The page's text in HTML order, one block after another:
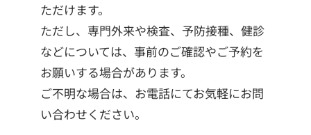
ただけます。
ただし、専門外来や検査、予防接種、健診
などについては、事前のご確認やご予約を
お願いする場合があります。
ご不明な場合は、お電話にてお気軽にお問
い合わせください。